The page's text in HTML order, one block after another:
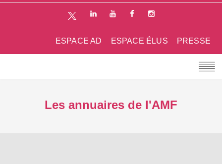
PRESSE
ESPACE ÉLUS
ESPACE AD
Les annuaires de l'AMF